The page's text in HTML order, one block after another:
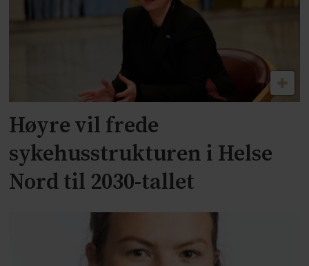
Høyre vil frede
sykehusstrukturen i Helse
Nord til 2030-tallet